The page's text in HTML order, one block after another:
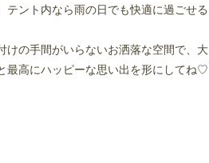
テント内なら雨の日でも快適に過ごせる
けの手間がいらないお洒落な空間で、大
最高にハッピーな思い出を形にしてね♡